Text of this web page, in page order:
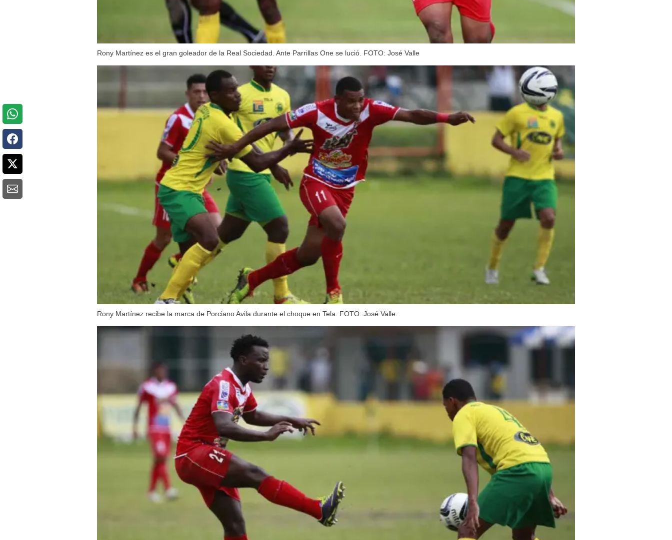
Rony Martínez es el gran goleador de la Real Sociedad. Ante Parrillas One se lució. FOTO: José Valle
Rony Martínez recibe la marca de Porciano Avila durante el choque en Tela. FOTO: José Valle.